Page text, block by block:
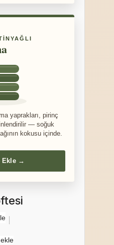
yaprakları, pirinç
— soğuk
kokusu içinde.
Ekle →